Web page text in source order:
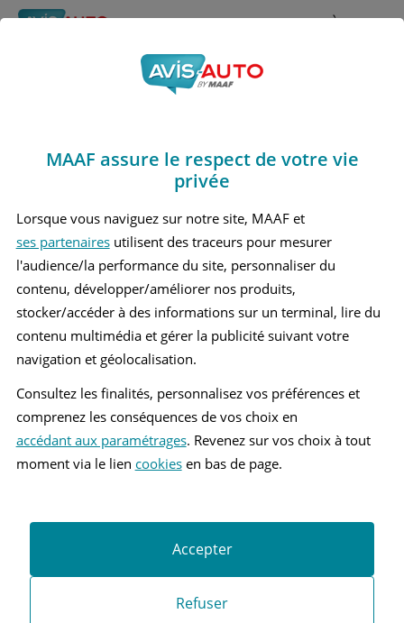
Rechercher À propos
Obtenir un devis d'assurance auto MAAF
Avis Bmw 318 i 6
Berline (2015 - 2018)
Recherche d'un véhicule
Comparer deux véhicules
Recherche
Recherche avancée
MAAF assure le respect de votre vie
privée
Lorsque vous naviguez sur notre site, MAAF et
ses partenairesutilisent des traceurs pour mesurer
l'audience/la performance du site, personnaliser du
contenu, développer/améliorer nos produits,
stocker/accéder à des informations sur un terminal, lire du
contenu multimédia et gérer la publicité suivant votre
navigation et géolocalisation.
Consultez les finalités, personnalisez vos préférences et
comprenez les conséquences de vos choix en
accédant aux paramétrages. Revenez sur vos choix à tout
moment via le lien cookiesen bas de page.
Refuser
Accepter